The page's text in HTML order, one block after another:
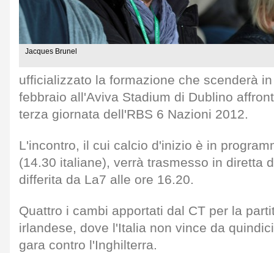
Jacques Brunel
ufficializzato la formazione che scenderà
febbraio all'Aviva Stadium di Dublino
terza giornata dell'RBS 6 Nazioni 2012.
L'incontro, il cui calcio d'inizio è in
(14.30 italiane), verrà trasmesso in diretta
differita da La7 alle ore 16.20.
Quattro i cambi apportati dal CT per la
irlandese, dove l'Italia non vince da
gara contro l'Inghilterra.